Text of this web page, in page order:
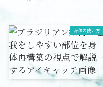
身体の使い方